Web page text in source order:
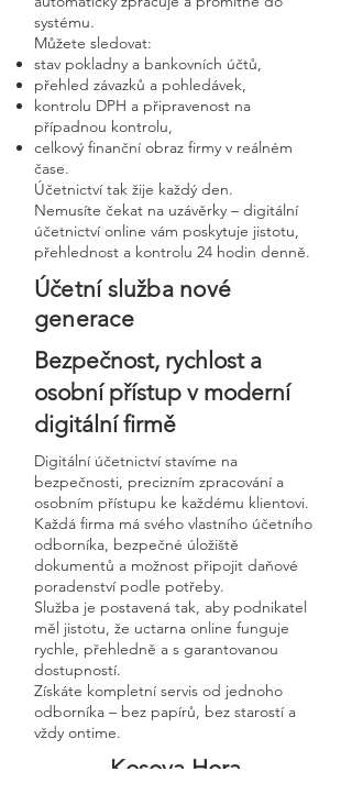
systému.
Můžete sledovat:
stav pokladny a bankovních účtů,
přehled závazků a pohledávek,
kontrolu DPH a připravenost na
případnou kontrolu,
celkový finanční obraz firmy v reálném
čase.
Účetnictví tak žije každý den.
Nemusíte čekat na uzávěrky – digitální
účetnictví online vám poskytuje jistotu,
přehlednost a kontrolu 24 hodin denně.
Účetní služba nové
generace
Bezpečnost, rychlost a
osobní přístup v moderní
digitální firmě
Digitální účetnictví stavíme na
bezpečnosti, precizním zpracování a
osobním přístupu ke každému klientovi.
Každá firma má svého vlastního účetního
odborníka, bezpečné úložiště
dokumentů a možnost připojit daňové
poradenství podle potřeby.
Služba je postavená tak, aby podnikatel
měl jistotu, že uctarna online funguje
rychle, přehledně a s garantovanou
dostupností.
Získáte kompletní servis od jednoho
odborníka – bez papírů, bez starostí a
vždy ontime.
Kosova Hora